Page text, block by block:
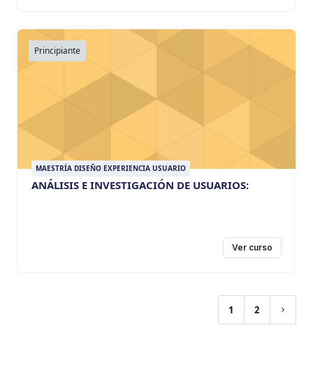
Principiante
MAESTRÍA DISEÑO EXPERIENCIA USUARIO
ANÁLISIS E INVESTIGACIÓN DE USUARIOS:
Ver curso
1
(current)
2